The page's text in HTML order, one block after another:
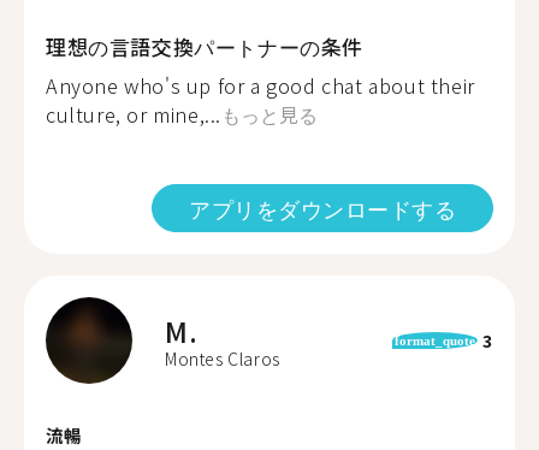
理想の言語交換パートナーの条件
Anyone who's up for a good chat about their
culture, or mine,... もっと見る
アプリをダウンロードする
M.
Montes Claros
format_quote 3
流暢